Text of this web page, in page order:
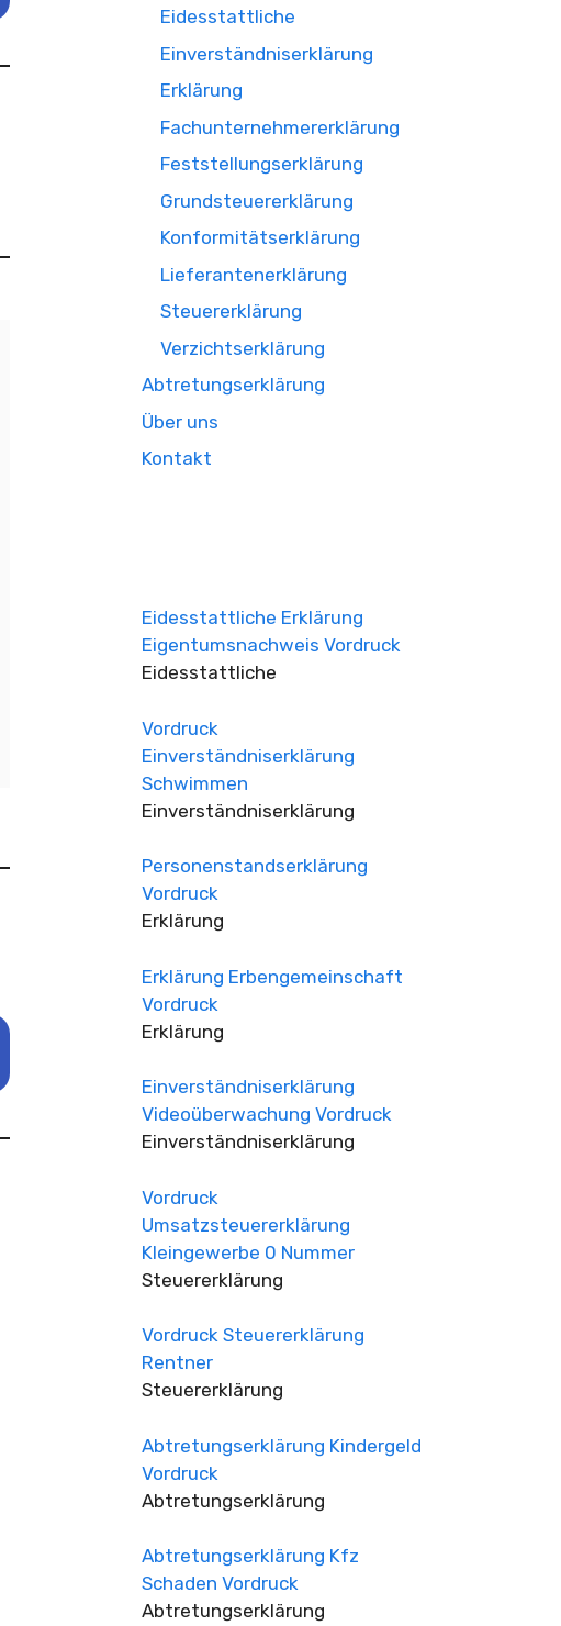
Eidesstattliche
Einverständniserklärung
Erklärung
Fachunternehmererklärung
Feststellungserklärung
Grundsteuererklärung
Konformitätserklärung
Lieferantenerklärung
Steuererklärung
Verzichtserklärung
Abtretungserklärung
Über uns
Kontakt
Eidesstattliche Erklärung
Eigentumsnachweis Vordruck
Eidesstattliche
Vordruck
Einverständniserklärung
Schwimmen
Einverständniserklärung
Personenstandserklärung
Vordruck
Erklärung
Erklärung Erbengemeinschaft
Vordruck
Erklärung
Einverständniserklärung
Videoüberwachung Vordruck
Einverständniserklärung
Vordruck
Umsatzsteuererklärung
Kleingewerbe 0 Nummer
Steuererklärung
Vordruck Steuererklärung
Rentner
Steuererklärung
Abtretungserklärung Kindergeld
Vordruck
Abtretungserklärung
Abtretungserklärung Kfz
Schaden Vordruck
Abtretungserklärung